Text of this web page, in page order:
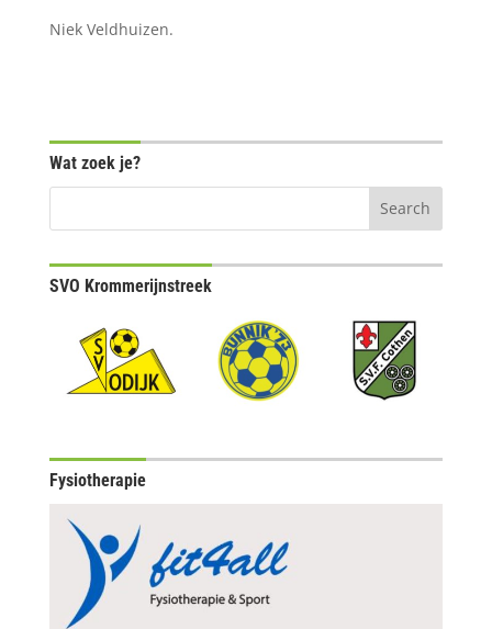
Niek Veldhuizen.
Wat zoek je?
SVO Krommerijnstreek
Fysiotherapie